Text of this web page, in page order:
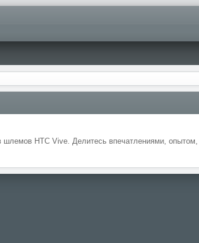
HTC Vive. Делитесь впечатлениями,